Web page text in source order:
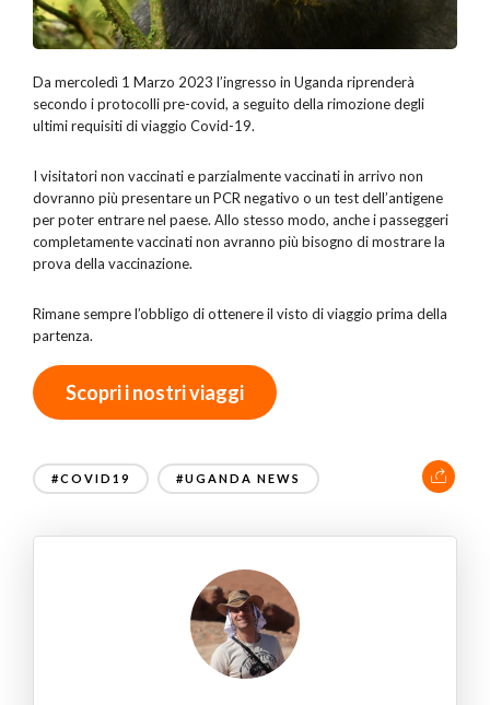
Da mercoledì 1 Marzo 2023 l’ingresso in Uganda riprenderà
secondo i protocolli pre-covid, a seguito della rimozione degli
ultimi requisiti di viaggio Covid-19.
I visitatori non vaccinati e parzialmente vaccinati in arrivo non
dovranno più presentare un PCR negativo o un test dell’antigene
per poter entrare nel paese. Allo stesso modo, anche i passeggeri
completamente vaccinati non avranno più bisogno di mostrare la
prova della vaccinazione.
Rimane sempre l’obbligo di ottenere il visto di viaggio prima della
partenza.
Scopri i nostri viaggi
#COVID19 #UGANDA NEWS